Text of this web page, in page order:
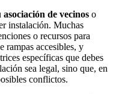
asociación de vecinos o
instalación. Muchas
o recursos para
rampas accesibles, y
específicas que debes
sea legal, sino que, en
conflictos.